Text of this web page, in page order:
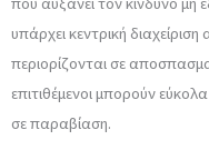
υπάρχει κεντρική
περιορίζονται σε
επιτιθέμενοι μπορούν
σε παραβίαση.